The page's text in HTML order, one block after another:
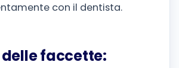
con il dentista.
faccette: